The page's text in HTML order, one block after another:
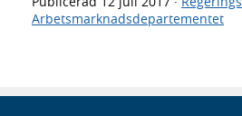
Arbetsmarknadsdepartementet